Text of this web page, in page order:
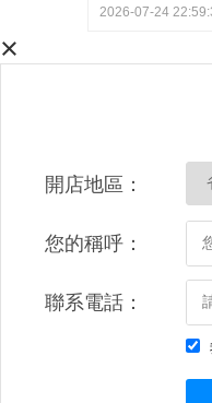
2026-07-24
×
開店地區：
您的稱呼：
聯系電話：